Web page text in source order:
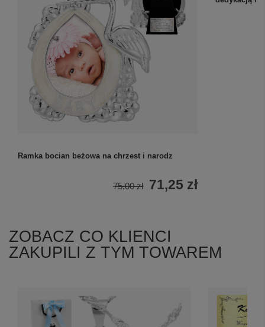
Ramka bocian beżowa na chrzest i narodz
75,00 zł 71,25 zł
ZOBACZ CO KLIENCI
ZAKUPILI Z TYM TOWAREM